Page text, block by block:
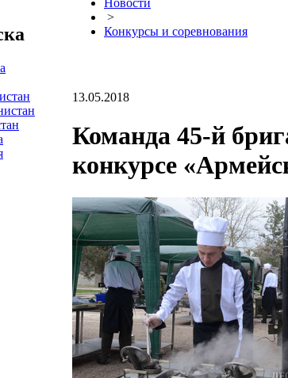
Новости
>
Конкурсы и соревнования
13.05.2018
Команда 45-й
конкурсе